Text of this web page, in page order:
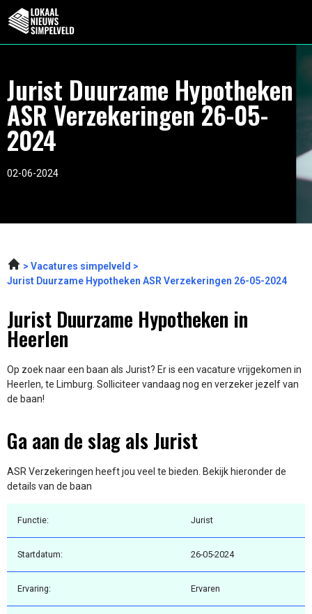
Jurist Duurzame Hypotheken
ASR Verzekeringen 26-05-
2024
02-06-2024
Vacatures simpelveld
Jurist Duurzame Hypotheken ASR Verzekeringen 26-05-2024
Jurist Duurzame Hypotheken in
Heerlen
Op zoek naar een baan als Jurist? Er is een vacature vrijgekomen in
Heerlen, te Limburg. Solliciteer vandaag nog en verzeker jezelf van
de baan!
Ga aan de slag als Jurist
ASR Verzekeringen heeft jou veel te bieden. Bekijk hieronder de
details van de baan
Functie: Jurist
Startdatum: 26-05-2024
Ervaring: Ervaren